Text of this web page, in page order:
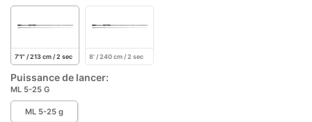
7'1" / 213 cm / 2 sec 8' / 240 cm / 2 sec
Puissance de lancer:
ML 5-25 G
ML 5-25 g